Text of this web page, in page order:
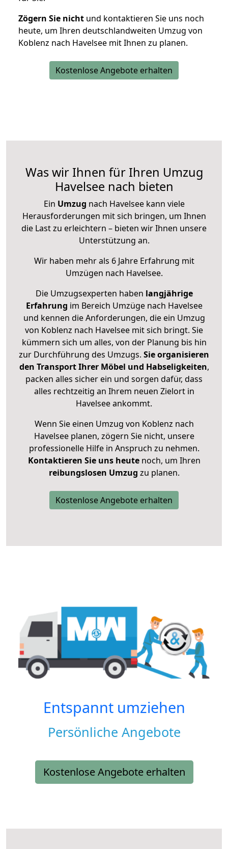
Zögern Sie nicht und kontaktieren Sie uns noch
heute, um Ihren deutschlandweiten Umzug von
Koblenz nach Havelsee mit Ihnen zu planen.
Kostenlose Angebote erhalten
Was wir Ihnen für Ihren Umzug
Havelsee nach bieten
Ein Umzug nach Havelsee kann viele
Herausforderungen mit sich bringen, um Ihnen
die Last zu erleichtern – bieten wir Ihnen unsere
Unterstützung an.
Wir haben mehr als 6 Jahre Erfahrung mit
Umzügen nach Havelsee.
Die Umzugsexperten haben langjährige
Erfahrung im Bereich Umzüge nach Havelsee
und kennen die Anforderungen, die ein Umzug
von Koblenz nach Havelsee mit sich bringt. Sie
kümmern sich um alles, von der Planung bis hin
zur Durchführung des Umzugs. Sie organisieren
den Transport Ihrer Möbel und Habseligkeiten,
packen alles sicher ein und sorgen dafür, dass
alles rechtzeitig an Ihrem neuen Zielort in
Havelsee ankommt.
Wenn Sie einen Umzug von Koblenz nach
Havelsee planen, zögern Sie nicht, unsere
professionelle Hilfe in Anspruch zu nehmen.
Kontaktieren Sie uns heutenoch, um Ihren
reibungslosen Umzug zu planen.
Kostenlose Angebote erhalten
Entspannt umziehen
Persönliche Angebote
Kostenlose Angebote erhalten